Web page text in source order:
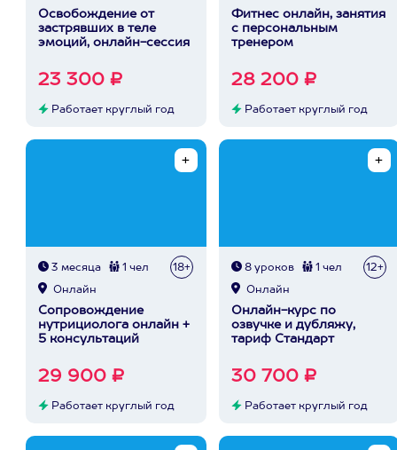
Освобождение от
застрявших в теле
эмоций, онлайн-сессия
23 300 ₽
Работает круглый год
Фитнес онлайн, занятия
с персональным
тренером
28 200 ₽
Работает круглый год
3 месяца 1 чел 18+
Онлайн
Сопровождение
нутрициолога онлайн +
5 консультаций
29 900 ₽
Работает круглый год
8 уроков 1 чел 12+
Онлайн
Онлайн-курс по
озвучке и дубляжу,
тариф Стандарт
30 700 ₽
Работает круглый год